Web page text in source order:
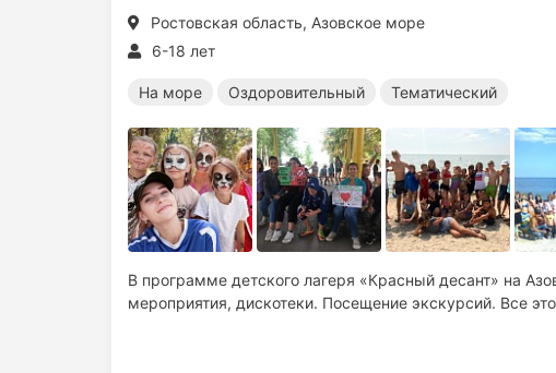
Ростовская область, Азовское море
6-18 лет
На море Оздоровительный Тематический
В программе детского лагеря «Красный десант» на
мероприятия, дискотеки. Посещение экскурсий. Все